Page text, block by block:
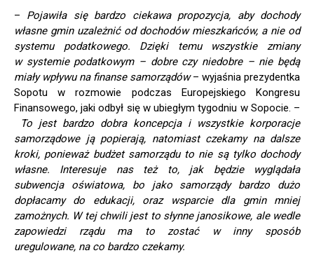
– Pojawiła się bardzo ciekawa propozycja, aby dochody
własne gmin uzależnić od dochodów mieszkańców, a nie od
systemu podatkowego. Dzięki temu wszystkie zmiany
w systemie podatkowym – dobre czy niedobre – nie będą
miały wpływu na finanse samorządów– wyjaśnia prezydentka
Sopotu w rozmowie podczas Europejskiego Kongresu
Finansowego, jaki odbył się w ubiegłym tygodniu w Sopocie. –
To jest bardzo dobra koncepcja i wszystkie korporacje
samorządowe ją popierają, natomiast czekamy na dalsze
kroki, ponieważ budżet samorządu to nie są tylko dochody
własne. Interesuje nas też to, jak będzie wyglądała
subwencja oświatowa, bo jako samorządy bardzo dużo
dopłacamy do edukacji, oraz wsparcie dla gmin mniej
zamożnych. W tej chwili jest to słynne janosikowe, ale wedle
zapowiedzi rządu ma to zostać w inny sposób
uregulowane, na co bardzo czekamy.